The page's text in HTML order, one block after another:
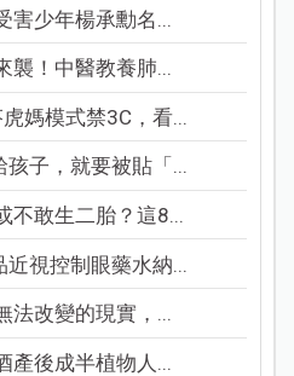
害少年楊承勳名...
襲！中醫教養肺...
媽模式禁3C，看...
孩子，就要被貼「...
不敢生二胎？這8...
近視控制眼藥水納...
法改變的現實，...
產後成半植物人...